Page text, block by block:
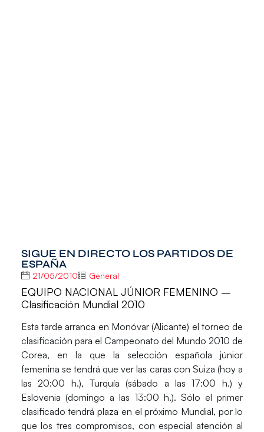
SIGUE EN DIRECTO LOS PARTIDOS DE
ESPAÑA
21/05/2010 General
EQUIPO NACIONAL JÚNIOR FEMENINO –
Clasificación Mundial 2010
Esta tarde arranca en Monóvar (Alicante) el torneo de
clasificación para el Campeonato del Mundo 2010 de
Corea, en la que la selección española júnior
femenina se tendrá que ver las caras con Suiza (hoy a
las 20:00 h.), Turquía (sábado a las 17:00 h.) y
Eslovenia (domingo a las 13:00 h.). Sólo el primer
clasificado tendrá plaza en el próximo Mundial, por lo
que los tres compromisos, con especial atención al